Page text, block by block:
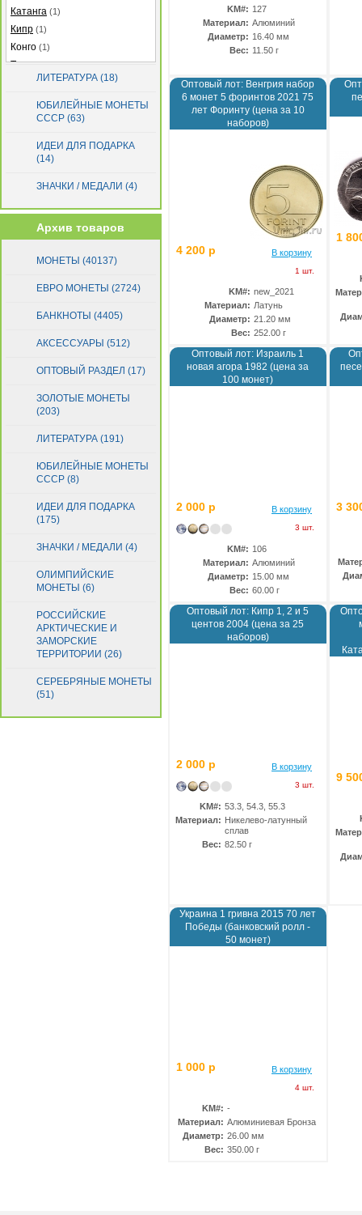
Катанга (1)
Кипр (1)
Конго (1)
Турция(1)
Узбекистан(1)
Украина(1)
ЛИТЕРАТУРА (18)
ЮБИЛЕЙНЫЕ МОНЕТЫ
СССР (63)
ИДЕИ ДЛЯ ПОДАРКА
(14)
ЗНАЧКИ / МЕДАЛИ (4)
Архив товаров
МОНЕТЫ (40137)
ЕВРО МОНЕТЫ (2724)
БАНКНОТЫ (4405)
АКСЕССУАРЫ (512)
ОПТОВЫЙ РАЗДЕЛ (17)
ЗОЛОТЫЕ МОНЕТЫ
(203)
ЛИТЕРАТУРА (191)
ЮБИЛЕЙНЫЕ МОНЕТЫ
СССР (8)
ИДЕИ ДЛЯ ПОДАРКА
(175)
ЗНАЧКИ / МЕДАЛИ (4)
ОЛИМПИЙСКИЕ
МОНЕТЫ (6)
РОССИЙСКИЕ
АРКТИЧЕСКИЕ И
ЗАМОРСКИЕ
ТЕРРИТОРИИ (26)
СЕРЕБРЯНЫЕ МОНЕТЫ
(51)
KM#: 127
Материал: Алюминий
Диаметр: 16.40 мм
Вес: 11.50 г
Оптовый лот: Венгрия набор
6 монет 5 форинтов 2021 75
лет Форинту (цена за 10
наборов)
4 200 р В корзину
1 шт.
KM#: new_2021
Материал: Латунь
Диаметр: 21.20 мм
Вес: 252.00 г
1
Оптовый лот: Израиль 1
новая агора 1982 (цена за
100 монет)
2 000 р В корзину
3 шт.
KM#: 106
Материал: Алюминий
Диаметр: 15.00 мм
Вес: 60.00 г
3
Оптовый лот: Кипр 1, 2 и 5
центов 2004 (цена за 25
наборов)
2 000 р В корзину
3 шт.
KM#: 53.3, 54.3, 55.3
Материал: Никелево-латунный
сплав
Вес: 82.50 г
9
Украина 1 гривна 2015 70 лет
Победы (банковский ролл -
50 монет)
1 000 р В корзину
4 шт.
KM#: -
Материал: Алюминиевая Бронза
Диаметр: 26.00 мм
Вес: 350.00 г